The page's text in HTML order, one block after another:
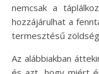
nemcsak a
hozzájárulhat a
termesztésű
Az alábbiakban